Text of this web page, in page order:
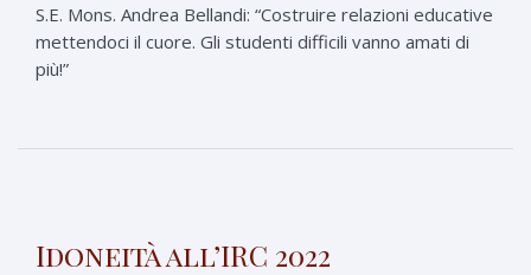
S.E. Mons. Andrea Bellandi: “Costruire relazioni educative
mettendoci il cuore. Gli studenti difficili vanno amati di
più!”
Idoneità all’IRC 2022